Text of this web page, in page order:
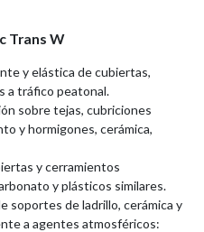
Trans W
y elástica de cubiertas,
a tráfico peatonal.
sobre tejas, cubriciones
y hormigones, cerámica,
y cerramientos
y plásticos similares.
soportes de ladrillo, cerámica y
a agentes atmosféricos: